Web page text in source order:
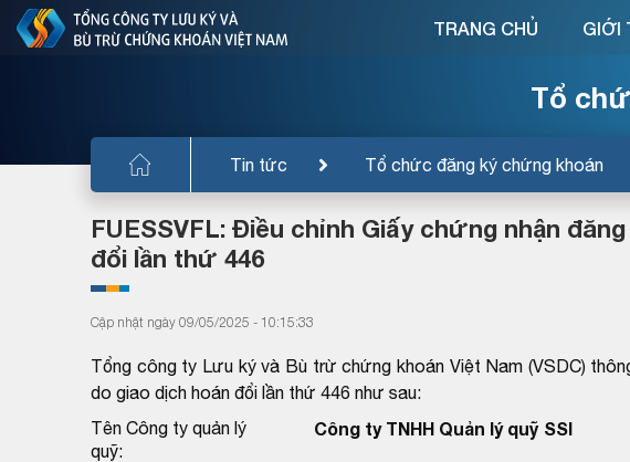
Tổ
Tin tức Tổ chức đăng ký chứng khoán
TRANG CHỦ GIỚI
FUESSVFL: Điều chỉnh Giấy chứng nhận
đổi lần thứ 446
Cập nhật ngày 09/05/2025 - 10:15:33
Tổng công ty Lưu ký và Bù trừ chứng khoán Việt Nam (VSDC)
do giao dịch hoán đổi lần thứ 446 như sau:
Tên Công ty quản lý
quỹ:
Công ty TNHH Quản lý quỹ SSI